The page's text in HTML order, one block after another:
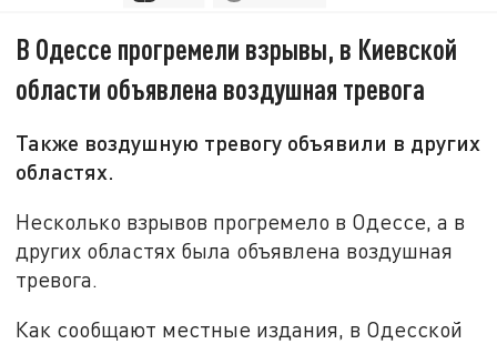
В Одессе прогремели взрывы, в Киевской
области объявлена воздушная тревога
Также воздушную тревогу объявили в других
областях.
Несколько взрывов прогремело в Одессе, а в
других областях была объявлена воздушная
тревога.
Как сообщают местные издания, в Одесской